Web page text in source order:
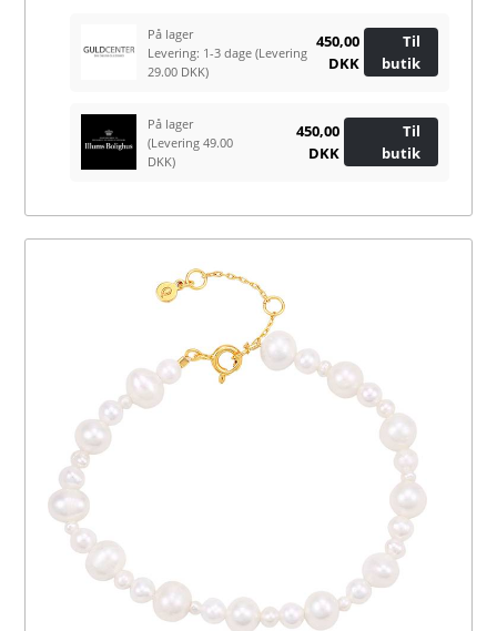
På lager
Levering: 1-3 dage(Levering
29.00 DKK)
450,00
DKK
Til
butik
På lager
(Levering 49.00
DKK)
450,00
DKK
Til
butik